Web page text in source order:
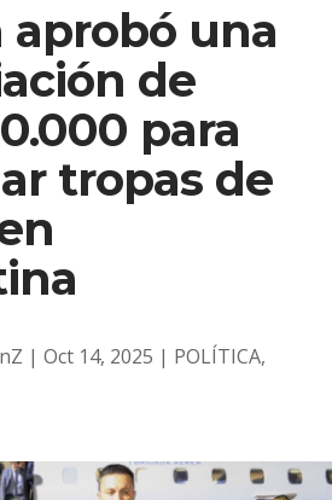
aprobó una
de
para
tropas de
| Oct 14, 2025 | POLÍTICA,